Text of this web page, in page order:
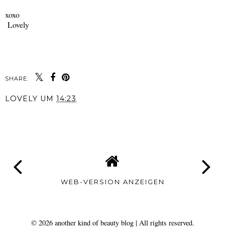
xoxo
Lovely
SHARE:
LOVELY UM 14:23
WEB-VERSION ANZEIGEN
© 2026 another kind of beauty blog| All rights reserved.